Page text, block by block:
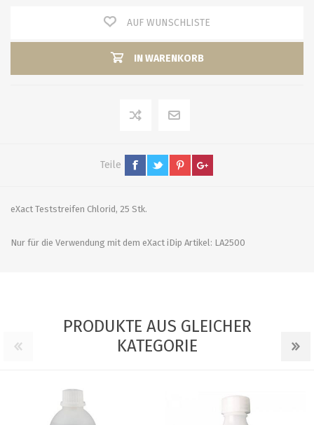
AUF WUNSCHLISTE
IN WARENKORB
Teile
eXact Teststreifen Chlorid, 25 Stk.
Nur für die Verwendung mit dem eXact iDip Artikel: LA2500
PRODUKTE AUS GLEICHER
KATEGORIE